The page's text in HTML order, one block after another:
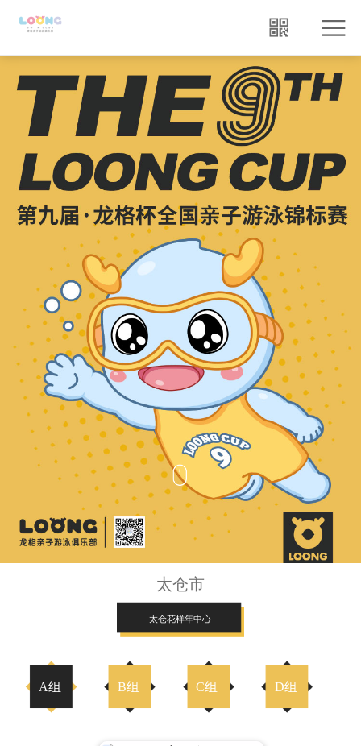
太仓市
太仓花样年中心
A组 B组 C组 D组